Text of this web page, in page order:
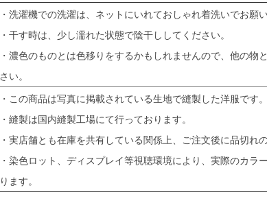
・洗濯機での洗濯は、ネットにいれておしゃれ着洗いでお願い
・干す時は、少し濡れた状態で陰干ししてください。
・濃色のものとは色移りをするかもしれませんので、他の物
さい。
・この商品は写真に掲載されている生地で縫製した洋服です。
・縫製は国内縫製工場にて行っております。
・実店舗とも在庫を共有している関係上、ご注文後に品切れ
・染色ロット、ディスプレイ等視聴環境により、実際のカラ
ります。